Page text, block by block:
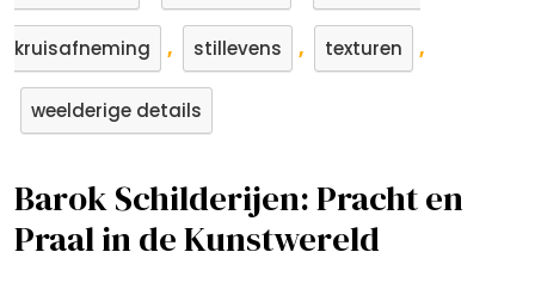
kruisafneming , stillevens , texturen ,
weelderige details
Barok Schilderijen: Pracht en
Praal in de Kunstwereld